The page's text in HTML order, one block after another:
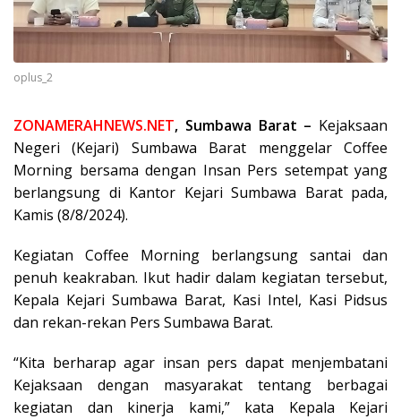
oplus_2
ZONAMERAHNEWS.NET, Sumbawa Barat – Kejaksaan
Negeri (Kejari) Sumbawa Barat menggelar Coffee
Morning bersama dengan Insan Pers setempat yang
berlangsung di Kantor Kejari Sumbawa Barat pada,
Kamis (8/8/2024).
Kegiatan Coffee Morning berlangsung santai dan
penuh keakraban. Ikut hadir dalam kegiatan tersebut,
Kepala Kejari Sumbawa Barat, Kasi Intel, Kasi Pidsus
dan rekan-rekan Pers Sumbawa Barat.
“Kita berharap agar insan pers dapat menjembatani
Kejaksaan dengan masyarakat tentang berbagai
kegiatan dan kinerja kami,” kata Kepala Kejari